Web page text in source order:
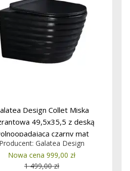
Design Collet Miska
49,5x35,5 z deską
czarny mat
GDW04BMB PROMOCJA
Producent: Galatea Design
Nowa cena 999,00 zł
1 499,00 zł